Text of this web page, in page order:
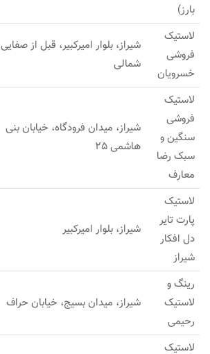
بارز)
لاستیک
فروشی
خسرویان
شیراز، بلوار امیرکبیر، قبل از صفایی
شمالی
لاستیک
فروشی
سنگین و
سبک رضا
معارف
شیراز، میدان فرودگاه، خیابان بنی
هاشمی 25
لاستیک
پارت تایر
دل افکار
شیراز
شیراز، بلوار امیرکبیر
رینگ و
لاستیک
رحیمی
شیراز، میدان بسیج، خیابان حراف
لاستیک